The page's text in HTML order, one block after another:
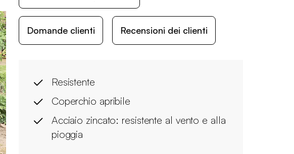
Domande clienti Recensioni dei clienti
Resistente
Coperchio apribile
Acciaio zincato: resistente al vento e alla
pioggia